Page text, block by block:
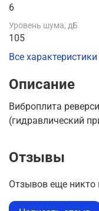
6
Уровень шума, дБ
105
Все характеристики
Описание
Виброплита
(гидравлический
Отзывы
Отзывов еще никто